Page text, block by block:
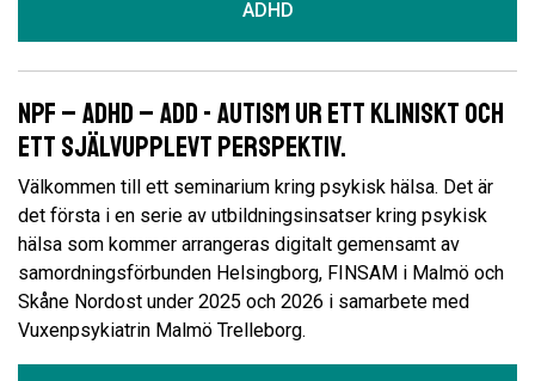
ADHD
NPF – ADHD – ADD - Autism ur ett kliniskt och
ett självupplevt perspektiv.
Välkommen till ett seminarium kring psykisk hälsa. Det är
det första i en serie av utbildningsinsatser kring psykisk
hälsa som kommer arrangeras digitalt gemensamt av
samordningsförbunden Helsingborg, FINSAM i Malmö och
Skåne Nordost under 2025 och 2026 i samarbete med
Vuxenpsykiatrin Malmö Trelleborg.